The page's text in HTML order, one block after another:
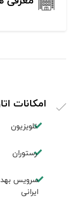
امکانات
تلویزیون
رستوران
سرویس
ایرانی